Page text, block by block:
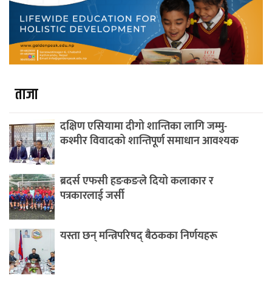
ताजा
दक्षिण एसियामा दीगो शान्तिका लागि जम्मु-
कश्मीर विवादको शान्तिपूर्ण समाधान आवश्यक
ब्रदर्स एफसी हङकङले दियो कलाकार र
पत्रकारलाई जर्सी
यस्ता छन् मन्त्रिपरिषद् बैठकका निर्णयहरू